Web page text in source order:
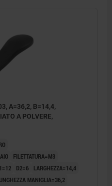
A=36,2, B=14,4,
A POLVERE,
FILETTATURA=M3
D2=6
LARGHEZZA=14,4
MANIGLIA=36,2